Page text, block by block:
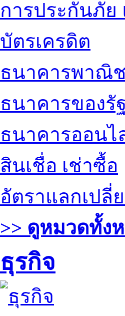
การประกันภัย
บัตรเครดิต
ธนาคารพาณิ
ธนาคารของรั
ธนาคารออนไ
สินเชื่อ เช่าซื้อ
อัตราแลกเปลี่
>> ดูหมวดทั้ง
ธุรกิจ